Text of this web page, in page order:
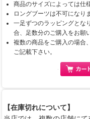
商品のサイズによっては仕
ロングブーツは不可になり
一足ずつのラッピングとな
合、足数分のご購入をお願
複数の商品をご購入の場合
ご記載下さい。
【在庫切れについて】